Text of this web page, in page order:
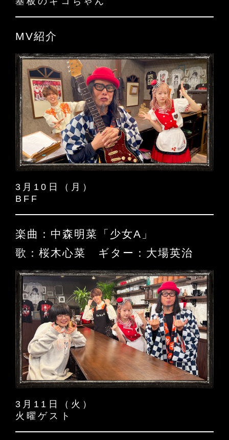
MV紹介
3月10日（月）
BFF
楽曲：中森明菜「少女A」
歌：桜木心菜 ギター：大場英治
3月11日（火）
火曜ゲスト